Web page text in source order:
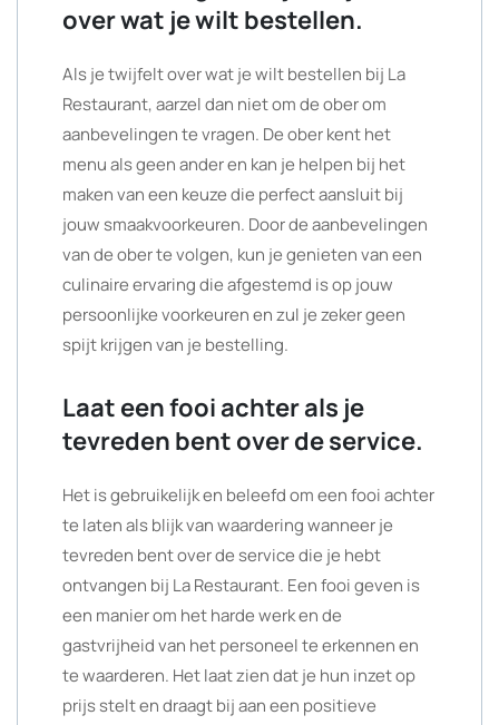
over wat je wilt bestellen.
Als je twijfelt over wat je wilt bestellen bij La
Restaurant, aarzel dan niet om de ober om
aanbevelingen te vragen. De ober kent het
menu als geen ander en kan je helpen bij het
maken van een keuze die perfect aansluit bij
jouw smaakvoorkeuren. Door de aanbevelingen
van de ober te volgen, kun je genieten van een
culinaire ervaring die afgestemd is op jouw
persoonlijke voorkeuren en zul je zeker geen
spijt krijgen van je bestelling.
Laat een fooi achter als je
tevreden bent over de service.
Het is gebruikelijk en beleefd om een fooi achter
te laten als blijk van waardering wanneer je
tevreden bent over de service die je hebt
ontvangen bij La Restaurant. Een fooi geven is
een manier om het harde werk en de
gastvrijheid van het personeel te erkennen en
te waarderen. Het laat zien dat je hun inzet op
prijs stelt en draagt bij aan een positieve